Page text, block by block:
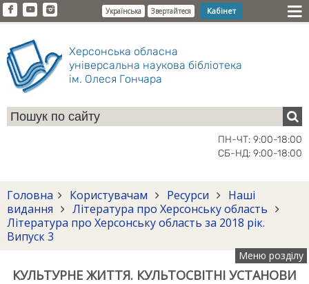
Українська Звертайтеся Кабінет
Херсонська обласна
універсальна наукова бібліотека
ім. Олеся Гончара
ПН-ЧТ: 9:00-18:00
СБ-НД: 9:00-18:00
Головна Користувачам Ресурси
Наші
видання
Література про Херсонську область
Література про Херсонську область за 2018 рік.
Випуск 3
Меню розділу
КУЛЬТУРНЕ ЖИТТЯ. КУЛЬТОСВІТНІ УСТАНОВИ